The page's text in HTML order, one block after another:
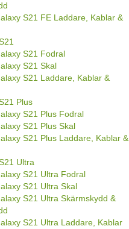
S21 FE Laddare, Kablar &
S21 Fodral
S21 Skal
S21 Laddare, Kablar &
Plus
S21 Plus Fodral
S21 Plus Skal
S21 Plus Laddare, Kablar &
Ultra
S21 Ultra Fodral
S21 Ultra Skal
S21 Ultra Skärmskydd &
S21 Ultra Laddare, Kablar